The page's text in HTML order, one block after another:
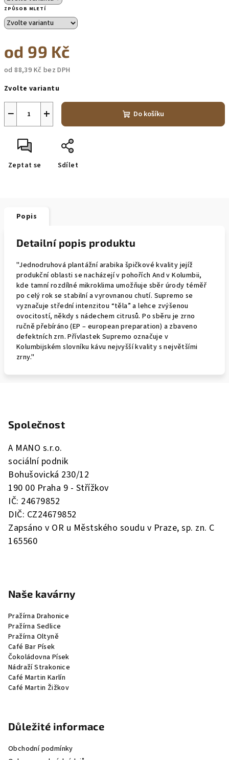
ZPŮSOB MLETÍ
od 99 Kč
od88,39 Kč bez DPH
cena:
Zvolte variantu
+
− Do košíku
Zeptat se Sdílet
Popis
Detailní popis produktu
"Jednodruhová plantážní arabika špičkové kvality jejíž
produkční oblasti se nacházejí v pohořích And v Kolumbii,
kde tamní rozdílné mikroklima umožňuje sběr úrody téměř
po celý rok se stabilní a vyrovnanou chutí. Supremo se
vyznačuje střední intenzitou “těla” a lehce zvýšenou
ovocitostí, někdy s nádechem citrusů. Po sběru je zrno
ručně přebíráno (EP – european preparation) a zbaveno
defektních zrn. Přívlastek Supremo označuje v
Kolumbijském slovníku kávu nejvyšší kvality s největšími
zrny."
Společnost
A MANO s.r.o.
sociální podnik
Bohušovická 230/12
190 00 Praha 9 - Střížkov
IČ: 24679852
DIČ: CZ24679852
Zapsáno v OR u Městského soudu v Praze, sp. zn. C
165560
Naše kavárny
Pražírna Drahonice
Pražírna Sedlice
Pražírna Oltyně
Café Bar Písek
Čokoládovna Písek
Nádraží Strakonice
Café Martin Karlín
Café Martin Žižkov
Důležité informace
Obchodní podmínky